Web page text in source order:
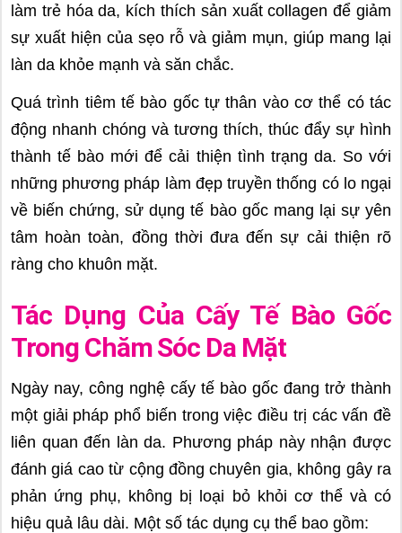
làm trẻ hóa da, kích thích sản xuất collagen để giảm
sự xuất hiện của sẹo rỗ và giảm mụn, giúp mang lại
làn da khỏe mạnh và săn chắc.
Quá trình tiêm tế bào gốc tự thân vào cơ thể có tác
động nhanh chóng và tương thích, thúc đẩy sự hình
thành tế bào mới để cải thiện tình trạng da. So với
những phương pháp làm đẹp truyền thống có lo ngại
về biến chứng, sử dụng tế bào gốc mang lại sự yên
tâm hoàn toàn, đồng thời đưa đến sự cải thiện rõ
ràng cho khuôn mặt.
Tác Dụng Của Cấy Tế Bào Gốc
Trong Chăm Sóc Da Mặt
Ngày nay, công nghệ cấy tế bào gốc đang trở thành
một giải pháp phổ biến trong việc điều trị các vấn đề
liên quan đến làn da. Phương pháp này nhận được
đánh giá cao từ cộng đồng chuyên gia, không gây ra
phản ứng phụ, không bị loại bỏ khỏi cơ thể và có
hiệu quả lâu dài. Một số tác dụng cụ thể bao gồm: